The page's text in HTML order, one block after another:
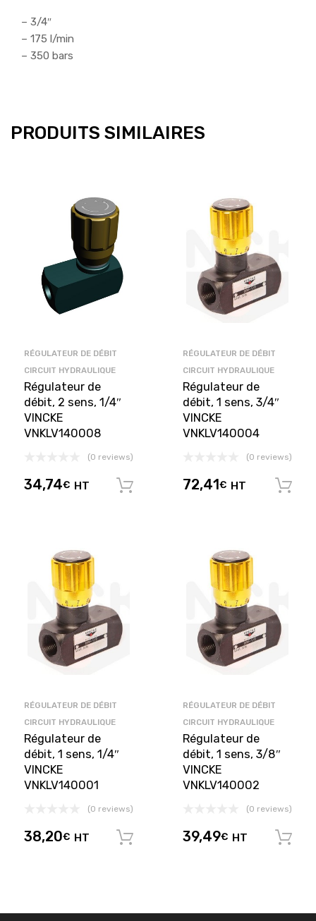
– 3/4″
– 175 l/min
– 350 bars
PRODUITS SIMILAIRES
RÉGULATEUR DE DÉBIT
CIRCUIT HYDRAULIQUE
Régulateur de
débit, 2 sens, 1/4″
VINCKE
VNKLV140008
(0 reviews)
34,74€ HT Ajouter au panier
RÉGULATEUR DE DÉBIT
CIRCUIT HYDRAULIQUE
Régulateur de
débit, 1 sens, 3/4″
VINCKE
VNKLV140004
(0 reviews)
72,41 € HT
RÉGULATEUR DE DÉBIT
CIRCUIT HYDRAULIQUE
Régulateur de
débit, 1 sens, 1/4″
VINCKE
VNKLV140001
(0 reviews)
38,20€ HT Ajouter au panier
RÉGULATEUR DE DÉBIT
CIRCUIT HYDRAULIQUE
Régulateur de
débit, 1 sens, 3/8″
VINCKE
VNKLV140002
(0 reviews)
39,49€ HT